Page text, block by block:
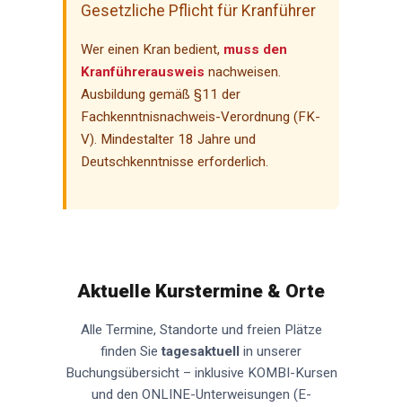
Gesetzliche Pflicht für Kranführer
Wer einen Kran bedient, muss den
Kranführerausweis nachweisen.
Ausbildung gemäß §11 der
Fachkenntnisnachweis-Verordnung (FK-
V). Mindestalter 18 Jahre und
Deutschkenntnisse erforderlich.
Aktuelle Kurstermine & Orte
Alle Termine, Standorte und freien Plätze
finden Sietagesaktuell in unserer
Buchungsübersicht – inklusive KOMBI-Kursen
und den ONLINE-Unterweisungen (E-